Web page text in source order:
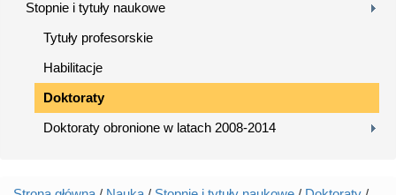
Stopnie i tytuły naukowe
Tytuły profesorskie
Habilitacje
Doktoraty
Doktoraty obronione w latach 2008-2014